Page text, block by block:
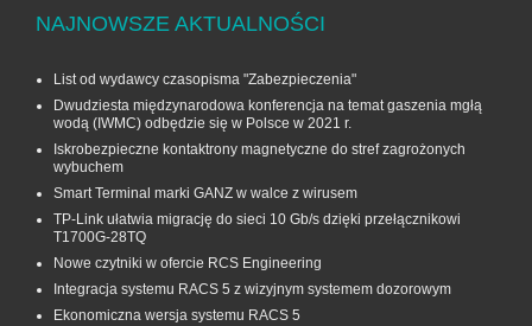
NAJNOWSZE AKTUALNOŚCI
List od wydawcy czasopisma "Zabezpieczenia"
Dwudziesta międzynarodowa konferencja na temat gaszenia mgłą
wodą (IWMC) odbędzie się w Polsce w 2021 r.
Iskrobezpieczne kontaktrony magnetyczne do stref zagrożonych
wybuchem
Smart Terminal marki GANZ w walce z wirusem
TP-Link ułatwia migrację do sieci 10 Gb/s dzięki przełącznikowi
T1700G‑28TQ
Nowe czytniki w ofercie RCS Engineering
Integracja systemu RACS 5 z wizyjnym systemem dozorowym
Ekonomiczna wersja systemu RACS 5